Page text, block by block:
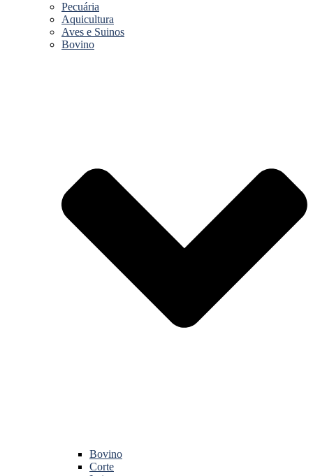
Pecuária
Aquicultura
Aves e Suinos
Bovino
Bovino
Corte